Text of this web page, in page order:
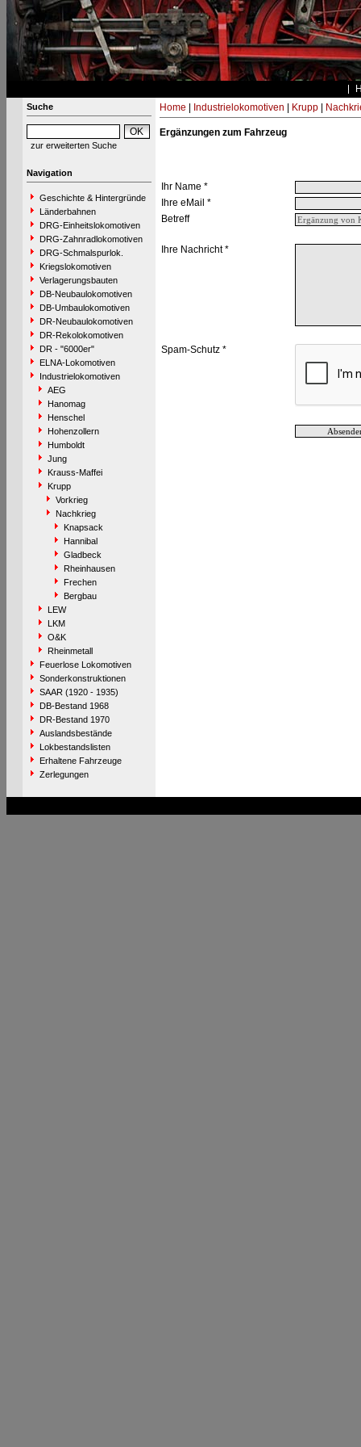
Suche
zur erweiterten Suche
Navigation
Geschichte & Hintergründe
Länderbahnen
DRG-Einheitslokomotiven
DRG-Zahnradlokomotiven
DRG-Schmalspurlok.
Kriegslokomotiven
Verlagerungsbauten
DB-Neubaulokomotiven
DB-Umbaulokomotiven
DR-Neubaulokomotiven
DR-Rekolokomotiven
DR - "6000er"
ELNA-Lokomotiven
Industrielokomotiven
AEG
Hanomag
Henschel
Hohenzollern
Humboldt
Jung
Krauss-Maffei
Krupp
Vorkrieg
Nachkrieg
Knapsack
Hannibal
Gladbeck
Rheinhausen
Frechen
Bergbau
LEW
LKM
O&K
Rheinmetall
Feuerlose Lokomotiven
Sonderkonstruktionen
SAAR (1920 - 1935)
DB-Bestand 1968
DR-Bestand 1970
Auslandsbestände
Lokbestandslisten
Erhaltene Fahrzeuge
Zerlegungen
Home Industrielokomotiven Krupp|
Ergänzungen zum Fahrzeug
Ihr Name *
Ihre eMail *
Betreff
Ihre Nachricht *
Spam-Schutz *